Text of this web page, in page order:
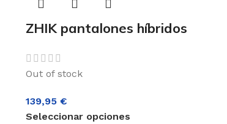
ZHIK pantalones híbridos
Out of stock
139,95 €
Seleccionar opciones